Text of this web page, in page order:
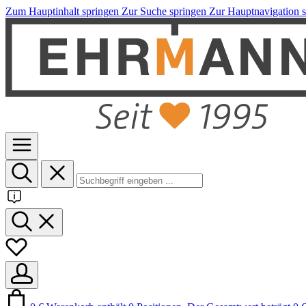
Zum Hauptinhalt springen Zur Suche springen Zur Hauptnavigation